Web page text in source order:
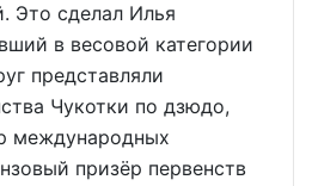
Это сделал Илья
в весовой категории
представляли
Чукотки по дзюдо,
международных
призёр первенств